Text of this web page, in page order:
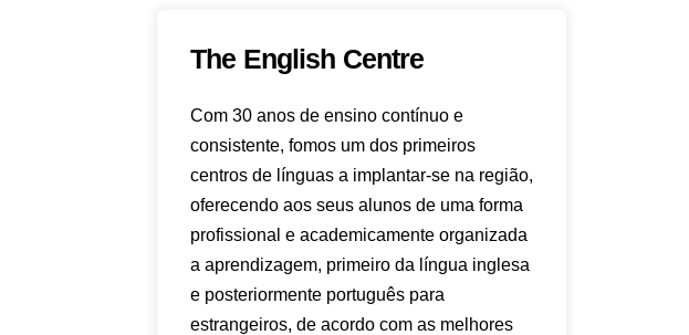
The English Centre
Com 30 anos de ensino contínuo e
consistente, fomos um dos primeiros
centros de línguas a implantar-se na região,
oferecendo aos seus alunos de uma forma
profissional e academicamente organizada
a aprendizagem, primeiro da língua inglesa
e posteriormente português para
estrangeiros, de acordo com as melhores